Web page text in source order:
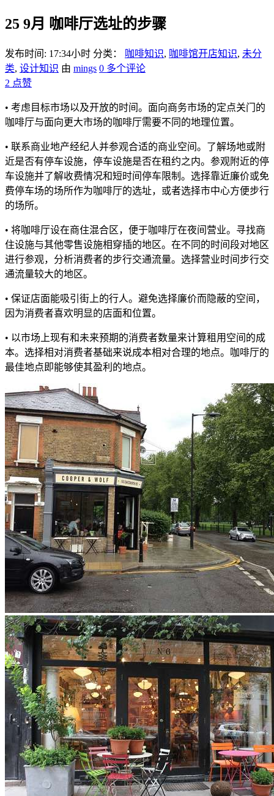
25 9月 咖啡厅选址的步骤
发布时间: 17:34小时 分类： 咖啡知识, 咖啡馆开店知识, 未分
类, 设计知识 由 mings 0 多个评论
2 点赞
• 考虑目标市场以及开放的时间。面向商务市场的定点关门的
咖啡厅与面向更大市场的咖啡厅需要不同的地理位置。
• 联系商业地产经纪人并参观合适的商业空间。了解场地或附
近是否有停车设施，停车设施是否在租约之内。参观附近的停
车设施并了解收费情况和短时间停车限制。选择靠近廉价或免
费停车场的场所作为咖啡厅的选址，或者选择市中心方便步行
的场所。
• 将咖啡厅设在商住混合区，便于咖啡厅在夜间营业。寻找商
住设施与其他零售设施相穿插的地区。在不同的时间段对地区
进行参观，分析消费者的步行交通流量。选择营业时间步行交
通流量较大的地区。
• 保证店面能吸引街上的行人。避免选择廉价而隐蔽的空间，
因为消费者喜欢明显的店面和位置。
• 以市场上现有和未来预期的消费者数量来计算租用空间的成
本。选择相对消费者基础来说成本相对合理的地点。咖啡厅的
最佳地点即能够使其盈利的地点。